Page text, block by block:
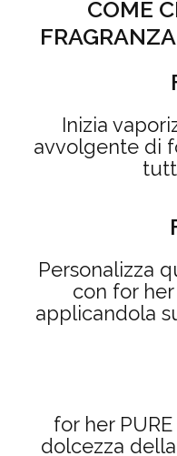
COME
Inizia
avvolgente di
Personalizza
con for
applicandola
for her
dolcezza